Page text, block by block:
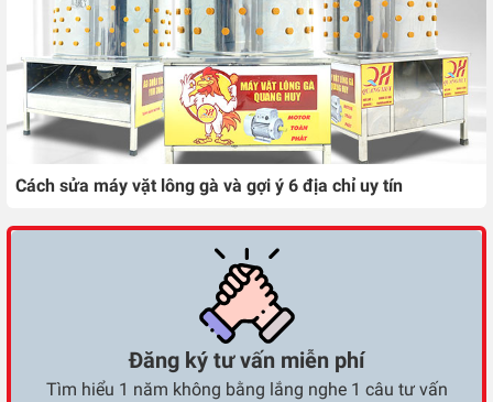
Cách sửa máy vặt lông gà và gợi ý 6 địa chỉ uy tín
Đăng ký tư vấn miễn phí
Tìm hiểu 1 năm không bằng lắng nghe 1 câu tư vấn